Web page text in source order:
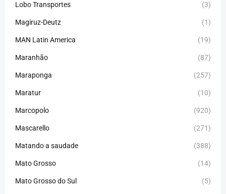
Lobo Transportes (3)
Magiruz-Deutz (1)
MAN Latin America (19)
Maranhão (87)
Maraponga (257)
Maratur (10)
Marcopolo (920)
Mascarello (271)
Matando a saudade (388)
Mato Grosso (14)
Mato Grosso do Sul (5)